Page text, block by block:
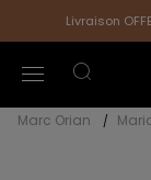
Livraison
Marc Orian